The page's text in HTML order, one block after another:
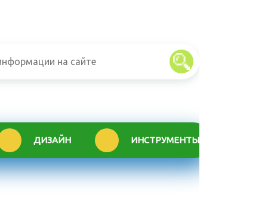
ДИЗАЙН ИНСТРУМЕНТЫ